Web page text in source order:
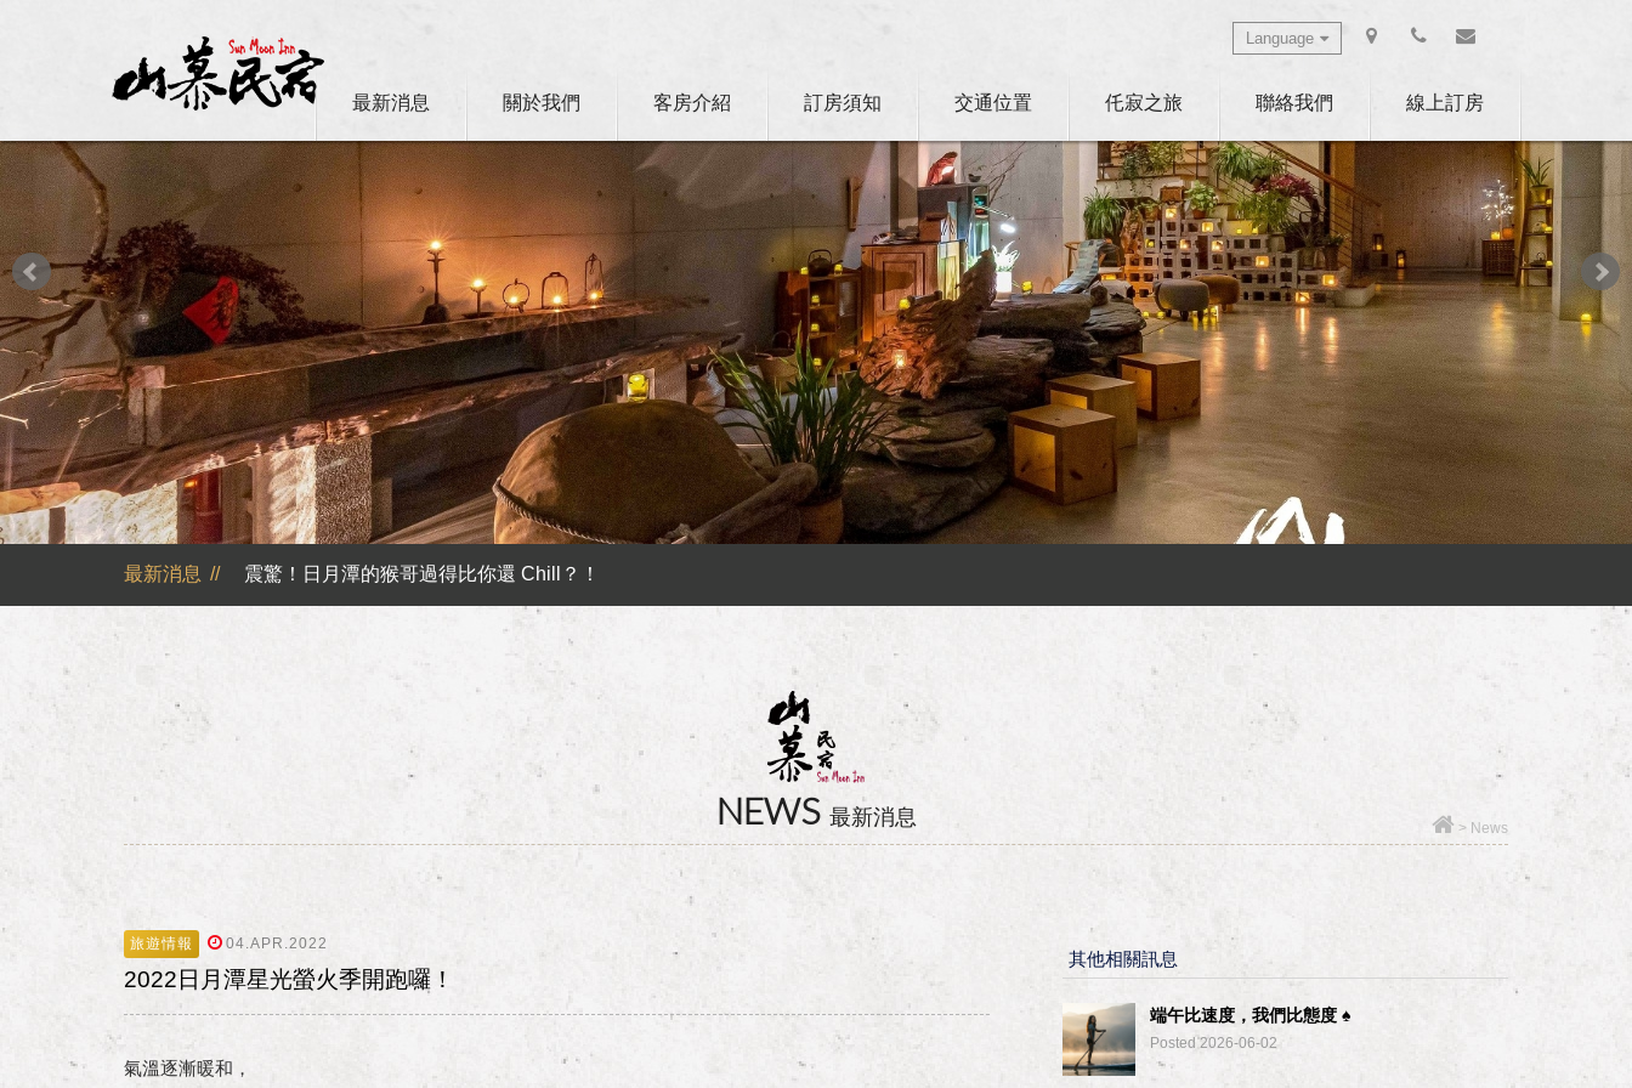
Language
Select Language
最新消息 關於我們 客房介紹 訂房須知 交通位置 仛寂之旅 聯絡我們 線上訂房
最新消息 //
日月潭山慕民宿超挺你，國民旅遊卡訂房獨家優惠專案同時啟動！
震驚！日月潭的猴哥過得比你還 Chill？！
山慕藝旅不再主動提供一次性旅宿用品 ♻︎
日月潭山慕民宿超挺你，國民旅遊卡訂房獨家優惠專案同時啟動！
震驚！日月潭的猴哥過得比你還 Chill？！
NEWS 最新消息 > News
旅遊情報 04.APR.2022
2022日月潭星光螢火季開跑囉！
氣溫逐漸暖和，
其他相關訊息
端午比速度，我們比態度 ♠︎
Posted 2026-06-02